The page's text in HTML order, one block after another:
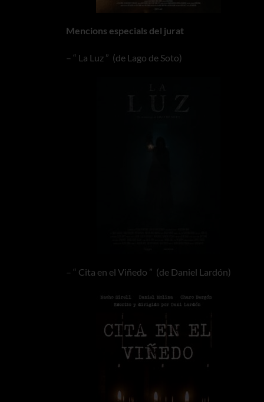
Mencions especials del jurat
– “ La Luz ” (de Lago de Soto)
– “ Cita en el Viñedo ” (de Daniel Lardón)